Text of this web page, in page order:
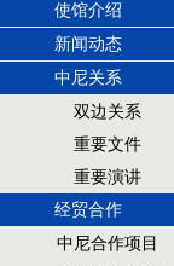
使馆介绍
新闻动态
中尼关系
双边关系
重要文件
重要演讲
经贸合作
中尼合作项目